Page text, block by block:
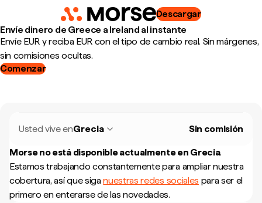
Descargar
Envíe dinero de Greece a Ireland al instante
Envíe EUR y reciba EUR con el tipo de cambio real. Sin márgenes,
sin comisiones ocultas.
Comenzar
Usted vive enGrecia Sin comisión
Morse no está disponible actualmente en Grecia.
Estamos trabajando constantemente para ampliar nuestra
cobertura, así que siganuestras redes sociales para ser el
primero en enterarse de las novedades.